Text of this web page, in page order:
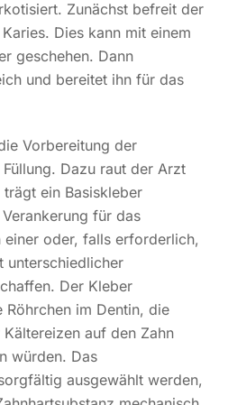
Zunächst befreit der
Dies kann mit einem
geschehen. Dann
und bereitet ihn für das
Vorbereitung der
Dazu raut der Arzt
ein Basiskleber
für das
einer oder, falls erforderlich,
unterschiedlicher
Der Kleber
im Dentin, die
auf den Zahn
würden. Das
ausgewählt werden,